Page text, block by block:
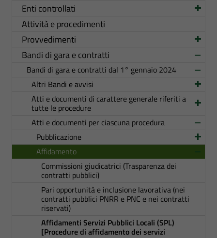
Enti controllati
Attività e procedimenti
Provvedimenti
Bandi di gara e contratti
Bandi di gara e contratti dal 1° gennaio 2024
Altri Bandi e avvisi
Atti e documenti di carattere generale riferiti a
tutte le procedure
Atti e documenti per ciascuna procedura
Pubblicazione
Affidamento
Commissioni giudicatrici (Trasparenza dei
contratti pubblici)
Pari opportunità e inclusione lavorativa (nei
contratti pubblici PNRR e PNC e nei contratti
riservati)
Affidamenti Servizi Pubblici Locali (SPL)
[Procedure di affidamento dei servizi